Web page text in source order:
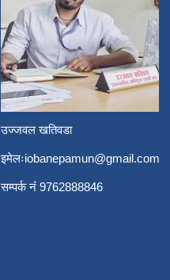
उज्जवल खतिवडा
इमेलःiobanepamun@gmail.com
सम्पर्क नंं 9762888846